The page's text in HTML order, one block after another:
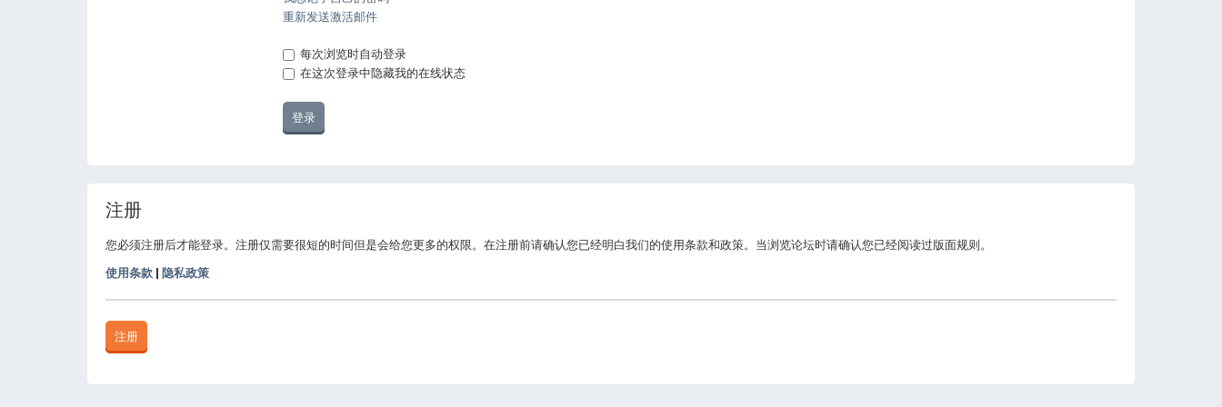
重新发送激活邮件
每次浏览时自动登录
在这次登录中隐藏我的在线状态
注册
您必须注册后才能登录。注册仅需要很短的时间但是会给您更多的权限。在注册前请确认您已经明白我们的使用条款和政策。当浏览论坛时请确认您已经阅读过版面规则。
使用条款 隐私政策
注册